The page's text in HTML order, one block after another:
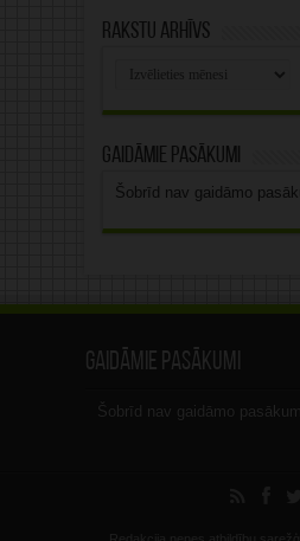
Rakstu arhīvs
Gaidāmie pasākumi
Šobrīd nav gaidāmo
Gaidāmie pasākumi
Šobrīd nav gaidāmo